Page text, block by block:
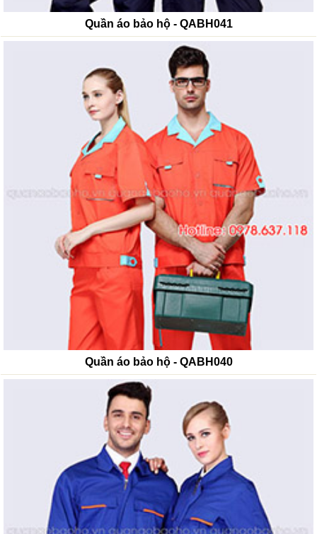
Quần áo bảo hộ - QABH041
Quần áo bảo hộ - QABH040